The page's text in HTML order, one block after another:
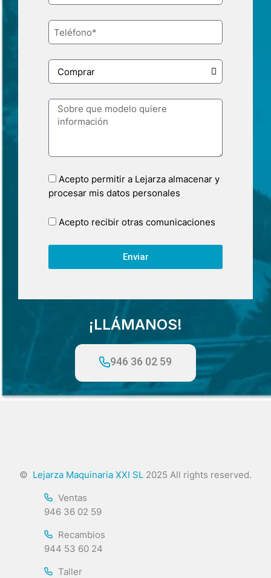
Acepto permitir a Lejarza almacenar y
procesar mis datos personales
Acepto recibir otras comunicaciones
Enviar
¡LLÁMANOS!
946 36 02 59
© Lejarza Maquinaria XXI SL 2025 All rights reserved.
Ventas
946 36 02 59
Recambios
944 53 60 24
Taller